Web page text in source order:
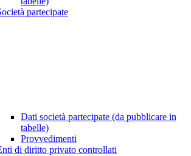
partecipate
Dati società partecipate (da pubblicare in
tabelle)
Provvedimenti
di diritto privato controllati